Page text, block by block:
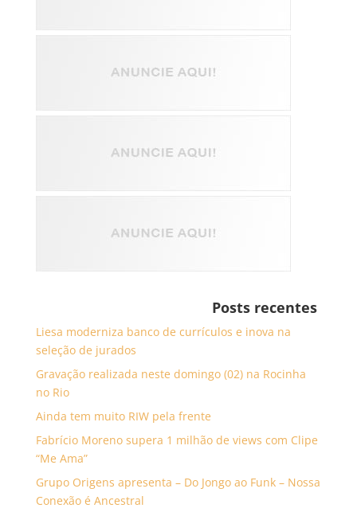
Posts recentes
Liesa moderniza banco de currículos e inova na
seleção de jurados
Gravação realizada neste domingo (02) na Rocinha
no Rio
Ainda tem muito RIW pela frente
Fabrício Moreno supera 1 milhão de views com Clipe
“Me Ama”
Grupo Origens apresenta – Do Jongo ao Funk – Nossa
Conexão é Ancestral